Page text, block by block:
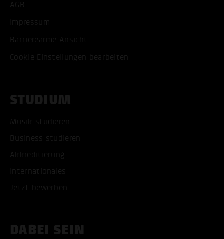
AGB
Impressum
Barrierearme Ansicht
Cookie Einstellungen bearbeiten
STUDIUM
Musik studieren
Business studieren
Akkreditierung
Internationales
Jetzt bewerben
DABEI SEIN